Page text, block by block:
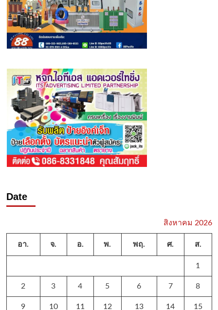
Date
สิงหาคม 2026
อา. จ. อ. พ. พฤ. ศ. ส.
1
2 3 4 5 6 7 8
9 10 11 12 13 14 15